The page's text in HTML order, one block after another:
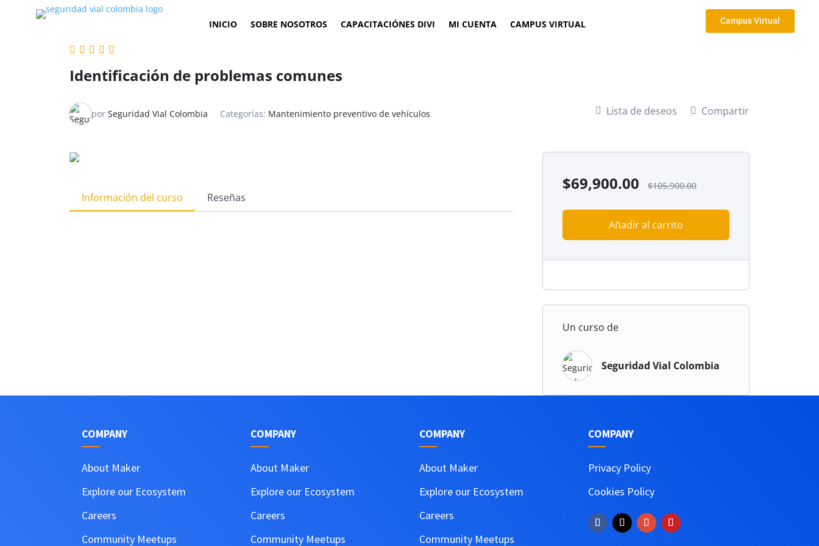
INICIO SOBRE NOSOTROS CAPACITACIÓNES DIVI MI CUENTA CAMPUS VIRTUAL Campus Virtual
Identificación de problemas comunes
por Seguridad Vial Colombia Categorías: Mantenimiento preventivo de vehículos Lista de deseos Compartir
Información del curso Reseñas
$69,900.00 $105,900.00
Añadir al carrito
Un curso de
Seguridad Vial Colombia
COMPANY
About Maker
Explore our Ecosystem
Careers
Community Meetups
COMPANY
About Maker
Explore our Ecosystem
Careers
Community Meetups
COMPANY
About Maker
Explore our Ecosystem
Careers
Community Meetups
COMPANY
Privacy Policy
Cookies Policy